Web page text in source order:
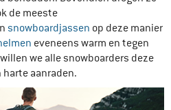
de meeste
snowboardjassen op deze manier
eveneens warm en tegen
we alle snowboarders deze
aanraden.